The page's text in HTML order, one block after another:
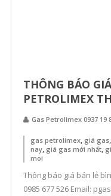
THÔNG BÁO
PETROLIMEX
Gas Petrolimex 0937 19
gas petrolimex, giá gas,
nay, giá gas mới nhất,
moi
Thông báo giá bán lẻ
0985 677 526 Email: